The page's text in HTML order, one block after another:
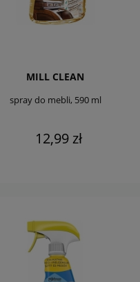
MILL CLEAN
spray do mebli, 590 ml
12,99 zł